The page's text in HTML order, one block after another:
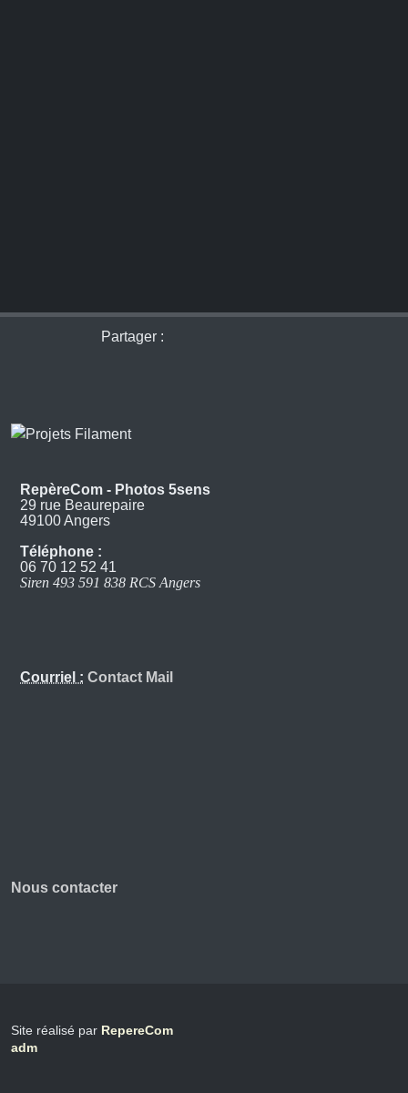
Partager :
RepèreCom - Photos 5sens
29 rue Beaurepaire
49100 Angers
Téléphone :
06 70 12 52 41
Siren 493 591 838 RCS Angers
Courriel : Contact Mail
Nous contacter
Site réalisé par RepereCom
adm